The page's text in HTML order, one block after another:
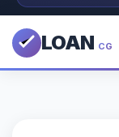
LOAN CG